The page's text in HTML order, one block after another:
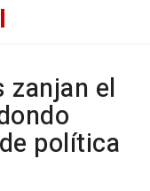
zanjan el
política